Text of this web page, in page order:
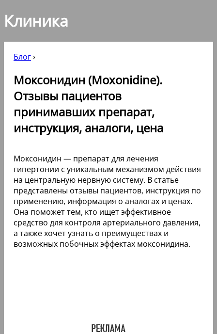
Клиника
Блог›
Моксонидин (Moxonidine).
Отзывы пациентов
принимавших препарат,
инструкция, аналоги, цена
Моксонидин — препарат для лечения
гипертонии с уникальным механизмом действия
на центральную нервную систему. В статье
представлены отзывы пациентов, инструкция по
применению, информация о аналогах и ценах.
Она поможет тем, кто ищет эффективное
средство для контроля артериального давления,
а также хочет узнать о преимуществах и
возможных побочных эффектах моксонидина.